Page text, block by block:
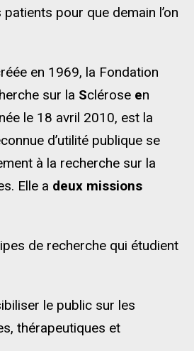
patients pour que demain l’on
en 1969, la Fondation
sur la Sclérose en
le 18 avril 2010, est la
d’utilité publique se
à la recherche sur la
Elle a deux missions
de recherche qui étudient
le public sur les
thérapeutiques et